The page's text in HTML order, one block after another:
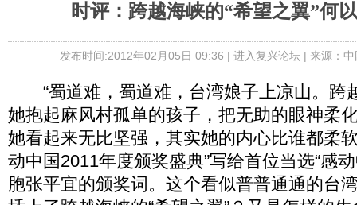
时评：跨越海峡的“希望之翼”何
发布时间:2012年02月05日 09:36 | 进入复兴论坛| 来源：
“蜀道难，蜀道难，台湾娘子上凉山。跨
她抱起麻风村孤单的孩子，把无助的眼神柔
她看起来无比坚强，其实她的内心比谁都柔
动中国2011年度颁奖盛典”写给首位当选“感
胞张平宜的颁奖词。这个看似普普通通的台